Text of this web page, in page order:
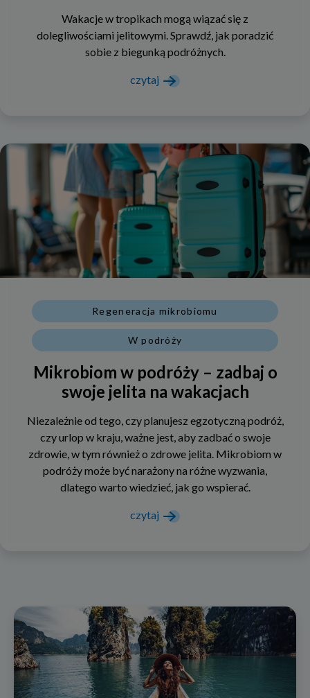
Wakacje w tropikach mogą wiązać się z
dolegliwościami jelitowymi. Sprawdź, jak poradzić
sobie z biegunką podróżnych.
czytaj
Regeneracja mikrobiomu
W podróży
Mikrobiom w podróży – zadbaj o
swoje jelita na wakacjach
Niezależnie od tego, czy planujesz egzotyczną podróż,
czy urlop w kraju, ważne jest, aby zadbać o swoje
zdrowie, w tym również o zdrowe jelita. Mikrobiom w
podróży może być narażony na różne wyzwania,
dlatego warto wiedzieć, jak go wspierać.
czytaj